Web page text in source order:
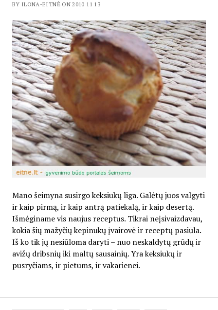
BY ILONA-EITNĖ ON 2010 11 13
Mano šeimyna susirgo keksiukų liga. Galėtų juos valgyti
ir kaip pirmą, ir kaip antrą patiekalą, ir kaip desertą.
Išmėginame vis naujus receptus. Tikrai neįsivaizdavau,
kokia šių mažyčių kepinukų įvairovė ir receptų pasiūla.
Iš ko tik jų nesiūloma daryti – nuo neskaldytų grūdų ir
avižų dribsnių iki maltų sausainių. Yra keksiukų ir
pusryčiams, ir pietums, ir vakarienei.